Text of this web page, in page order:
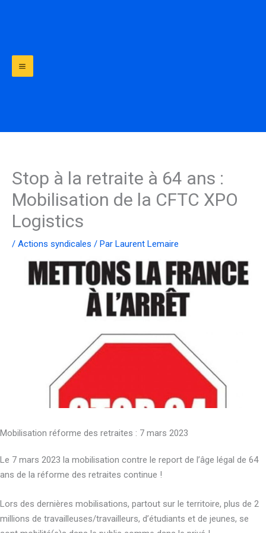
Stop à la retraite à 64 ans :
Mobilisation de la CFTC XPO
Logistics
/ Actions syndicales / Par Laurent Lemaire
Mobilisation réforme des retraites : 7 mars 2023­
Le 7 mars 2023 la mobilisation contre le report de l’âge légal de 64
ans de la réforme des retraites continue !
Lors des dernières mobilisations, partout sur le territoire, plus de 2
millions de travailleuses/travailleurs, d’étudiants et de jeunes, se